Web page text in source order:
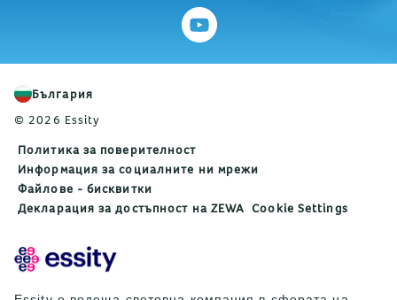
България
© 2026 Essity
Политика за поверителност
Информация за социалните ни мрежи
Файлове - бисквитки
Декларация за достъпност на ZEWA Cookie Settings